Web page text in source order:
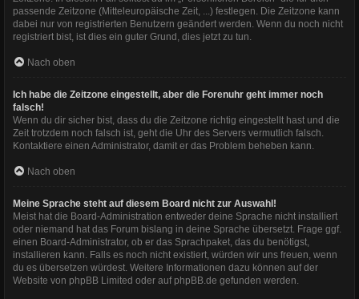
passende Zeitzone (Mitteleuropäische Zeit, ...) festlegen. Die Zeitzone kann
dabei nur von registrierten Benutzern geändert werden. Wenn du noch nicht
registriert bist, ist dies ein guter Grund, dies jetzt zu tun.
Nach oben
Ich habe die Zeitzone eingestellt, aber die Forenuhr geht immer noch
falsch!
Wenn du dir sicher bist, dass du die Zeitzone richtig eingestellt hast und die
Zeit trotzdem noch falsch ist, geht die Uhr des Servers vermutlich falsch.
Kontaktiere einen Administrator, damit er das Problem beheben kann.
Nach oben
Meine Sprache steht auf diesem Board nicht zur Auswahl!
Meist hat die Board-Administration entweder deine Sprache nicht installiert
oder niemand hat das Forum bislang in deine Sprache übersetzt. Frage ggf.
einen Board-Administrator, ob er das Sprachpaket, das du benötigst,
installieren kann. Falls es noch nicht existiert, würden wir uns freuen, wenn
du es übersetzen würdest. Weitere Informationen dazu können auf der
Website von phpBB Limited oder auf phpBB.de gefunden werden.